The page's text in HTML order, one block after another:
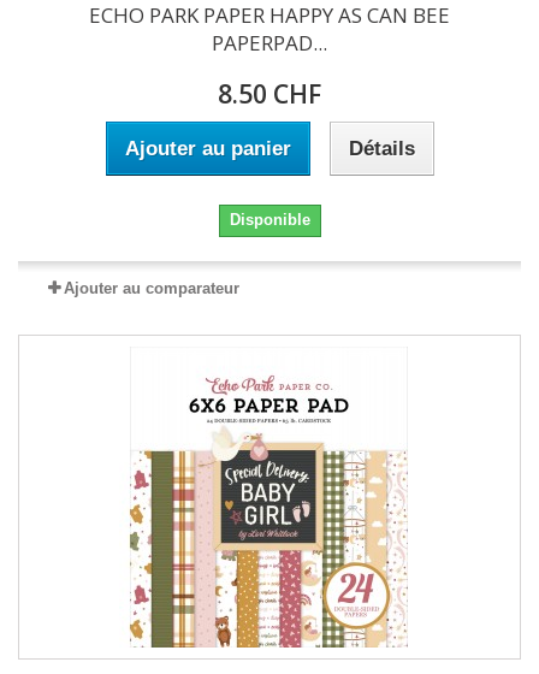
ECHO PARK PAPER HAPPY AS CAN BEE
PAPERPAD...
8.50 CHF
Ajouter au panier Détails
Disponible
Ajouter au comparateur